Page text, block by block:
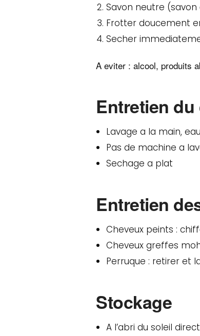
Savon neutre
Frotter doucement
Secher
A eviter : alcool, produits
Entretien
Lavage a la main,
Pas de machine a
Sechage a plat
Entretien
Cheveux peints :
Cheveux greffes
Perruque : retirer et
Stockage
A l’abri du soleil